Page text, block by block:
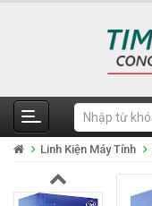
Linh Kiện Máy Tính